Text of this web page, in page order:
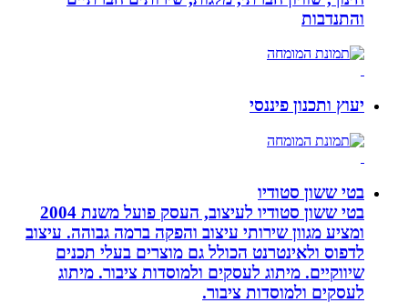
והתנדבות
יעוץ ותכנון פיננסי
בטי ששון סטודיו
בטי ששון סטודיו לעיצוב, העסק פועל משנת 2004
ומציע מגוון שירותי עיצוב והפקה ברמה גבוהה. עיצוב
לדפוס ולאינטרנט הכולל גם מוצרים בעלי תכנים
שיווקיים. מיתוג לעסקים ולמוסדות ציבור. מיתוג
לעסקים ולמוסדות ציבור.